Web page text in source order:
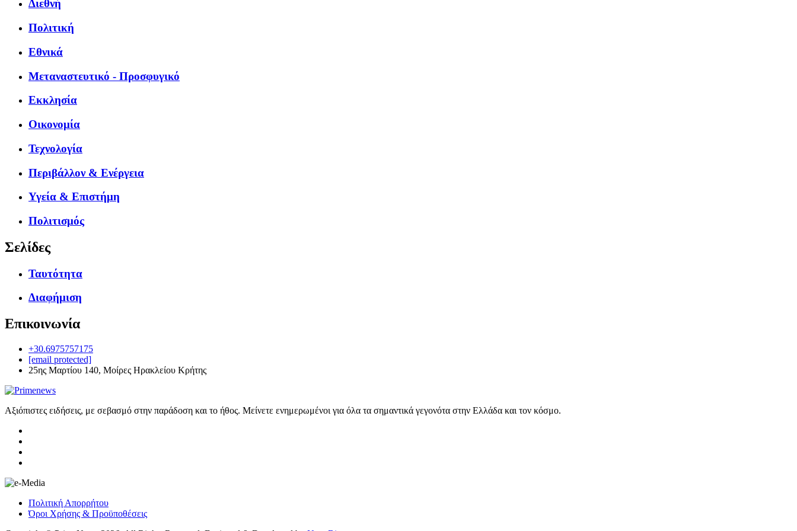
Διεθνή
Πολιτική
Εθνικά
Μεταναστευτικό - Προσφυγικό
Εκκλησία
Οικονομία
Τεχνολογία
Περιβάλλον & Ενέργεια
Υγεία & Επιστήμη
Πολιτισμός
Σελίδες
Ταυτότητα
Διαφήμιση
Επικοινωνία
+30.6975757175
[email protected]
25ης Μαρτίου 140, Μοίρες Ηρακλείου Κρήτης
Αξιόπιστες ειδήσεις, με σεβασμό στην παράδοση και το ήθος. Μείνετε ενημερωμένοι για όλα τα σημαντικά γεγονότα στην Ελλάδα και τον κόσμο.
Πολιτική Απορρήτου
Όροι Χρήσης & Προϋποθέσεις